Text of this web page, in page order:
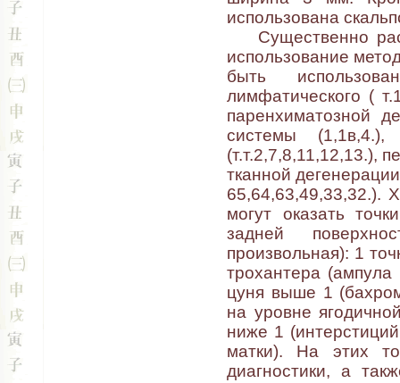
использована
Существенно
использование
быть
лимфатического (
паренхиматозной
системы
(т.т.2,7,8,11,12,13.),
тканной
65,64,63,49,33,32.).
могут оказать
задней
произвольная): 1
трохантера
цуня выше 1
на уровне
ниже 1
матки). На этих
диагностики, а